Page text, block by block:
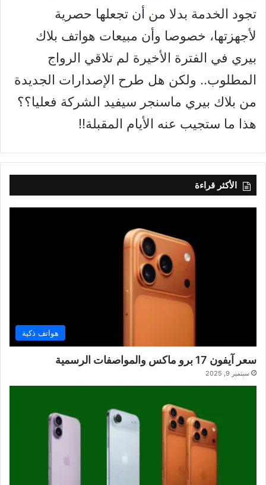
تجود الخدمة بدلا من أن تجعلها حصرية
لأجهزتها، خصوصا وأن مبيعات هواتف بلاك
بيري في الفترة الأخيرة لم تلاقي الرواج
المطلوب.. ولكن هل طرح الإصدارات الجديدة
من بلاك بيري ماسنجر سيفيد الشركة فعليا؟؟
هذا ما ستجيب عنه الأيام المقبلة!!
الأكثر قراءة
هواتف ذكية
سعر آيفون 17 برو ماكس والمواصفات الرسمية
سبتمبر 9, 2025